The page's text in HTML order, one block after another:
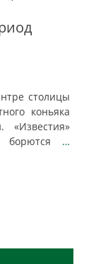
столицы
коньяка
борются …